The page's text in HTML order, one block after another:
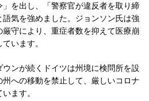
」を出し、「警察官が違反者を取り締
語気を強めました。ジョンソン氏は強
守により、重症者数を抑えて医療崩
います。
ンが続くドイツは州境に検問所を設
への移動を禁止して、厳しいコロナ
ます。